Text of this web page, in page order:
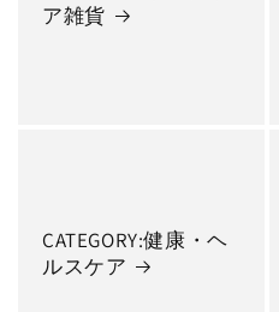
ア雑貨
CATEGORY:健康・ヘ
ルスケア